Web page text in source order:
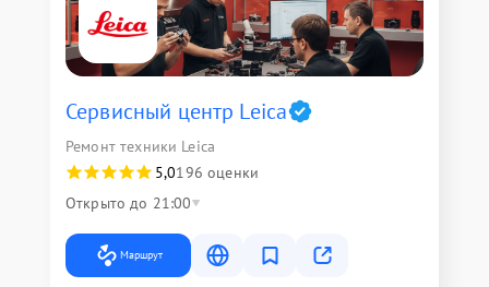
Сервисный центр Leica
Ремонт техники Leica
5,0196 оценки
Открыто до 21:00
Маршрут